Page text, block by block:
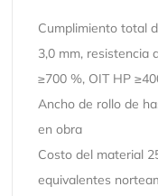
Cumplimiento total
3,0 mm, resistencia
≥700 %, OIT HP
Ancho de rollo de
en obra
Costo del material
equivalentes